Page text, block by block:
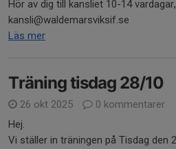
Hör av dig till kansliet 10-14
kansli@waldemarsviksif.se
Läs mer
Träning tisdag 28/10
26 okt 2025
0 kommentarer
Hej.
Vi ställer in träningen på Tisdag den